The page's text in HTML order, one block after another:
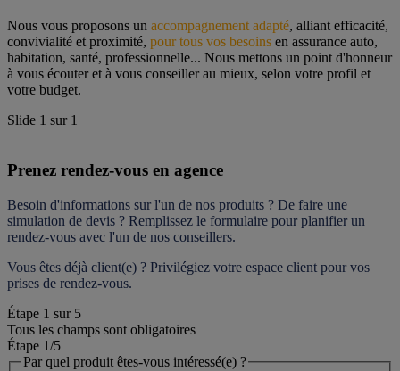
Nous vous proposons un accompagnement adapté, alliant efficacité,
convivialité et proximité, pour tous vos besoins en assurance auto,
habitation, santé, professionnelle... Nous mettons un point d'honneur
à vous écouter et à vous conseiller au mieux, selon votre profil et
votre budget.
Slide 1 sur 1
Prenez rendez-vous en agence
Besoin d'informations sur l'un de nos produits ? De faire une
simulation de devis ? Remplissez le formulaire pour planifier un
rendez-vous avec l'un de nos conseillers.
Vous êtes déjà client(e) ? Privilégiez votre espace client pour vos
prises de rendez-vous.
Étape 1 sur 5
Tous les champs sont obligatoires
Étape 1/5
Par quel produit êtes-vous intéressé(e) ?